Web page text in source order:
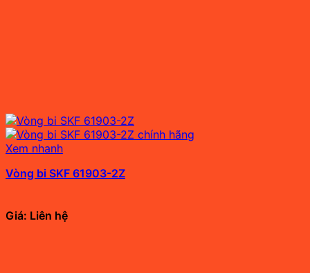
Xem nhanh
Vòng bi SKF 61903-2Z
Giá: Liên hệ